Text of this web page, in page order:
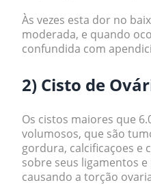
Às vezes esta dor no
moderada, e quando
confundida com
2) Cisto de
Os cistos maiores que
volumosos, que são
gordura, calcificaçoes e
sobre seus ligamentos
causando a torção